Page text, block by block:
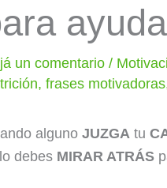
un comentario /
,frases motivadoras
alguno JUZGA tu
debes MIRAR ATRÁS